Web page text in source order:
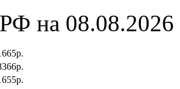
на 08.08.2026